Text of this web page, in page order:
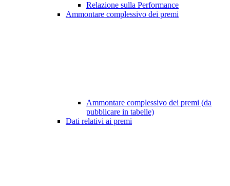
Relazione sulla Performance
Ammontare complessivo dei premi
Ammontare complessivo dei premi (da
pubblicare in tabelle)
Dati relativi ai premi